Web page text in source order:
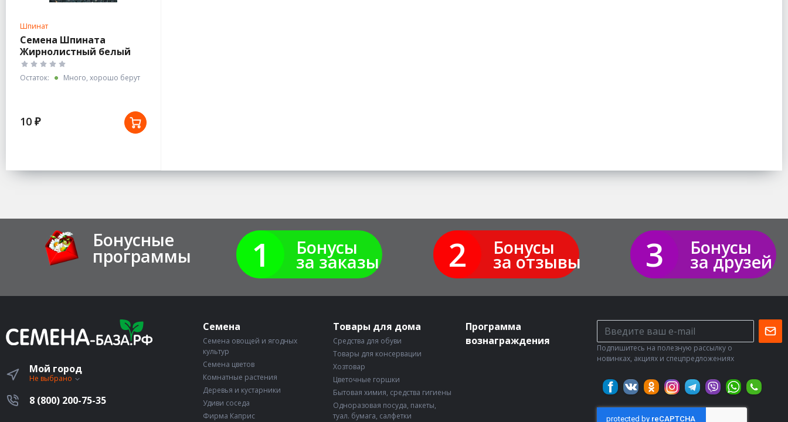
Шпинат
Семена Шпината
Жирнолистный белый
пакет
Остаток: Много, хорошо берут
10 ₽
Бонусные
программы 1 Бонусы
за заказы 2 Бонусы
за отзывы 3 Бонусы
за друзей
Мой город
Не выбрано
8 (800) 200-75-35
Семена
Семена овощей и ягодных
культур
Семена цветов
Комнатные растения
Деревья и кустарники
Удиви соседа
Фирма Каприс
Товары для дома
Средства для обуви
Товары для консервации
Хозтовар
Цветочные горшки
Бытовая химия, средства гигиены
Одноразовая посуда, пакеты,
туал. бумага, салфетки
Программа
вознаграждения
Подпишитесь на полезную рассылку о
новинках, акциях и спецпредложениях